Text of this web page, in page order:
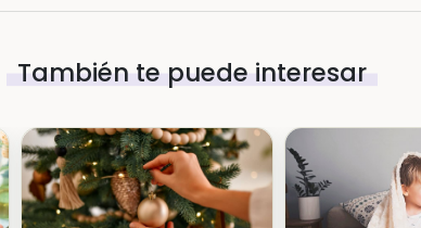
También te puede interesar